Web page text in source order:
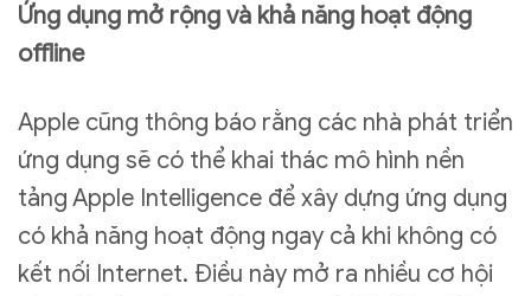
Ứng dụng mở rộng và khả năng hoạt động
offline
Apple cũng thông báo rằng các nhà phát triển
ứng dụng sẽ có thể khai thác mô hình nền
tảng Apple Intelligence để xây dựng ứng dụng
có khả năng hoạt động ngay cả khi không có
kết nối Internet. Điều này mở ra nhiều cơ hội